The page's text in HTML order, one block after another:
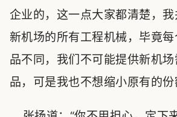
企业的，这一点大家都清楚，
新机场的所有工程机械，毕竟
品不同，我们不可能提供新机
品，可是我也不想缩小原有的份